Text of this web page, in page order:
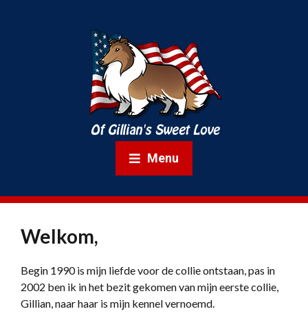
Menu
Welkom,
Begin 1990 is mijn liefde voor de collie ontstaan, pas in
2002 ben ik in het bezit gekomen van mijn eerste collie,
Gillian, naar haar is mijn kennel vernoemd.